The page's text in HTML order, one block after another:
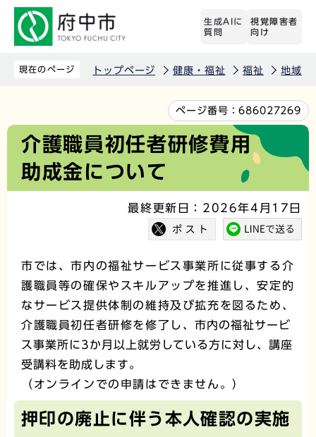
先
生成AIに
質問
視覚障害者
向け
現在のページ トップページ 健康・福祉 福祉 地域福
文
か
ページ番号：686027269
介護職員初任者研修費用
助成金について
最終更新日：2026年4月17日
市では、市内の福祉サービス事業所に従事する介
護職員等の確保やスキルアップを推進し、安定的
なサービス提供体制の維持及び拡充を図るため、
介護職員初任者研修を修了し、市内の福祉サービ
ス事業所に3か月以上就労している方に対し、講座
受講料を助成します。
（オンラインでの申請はできません。）
押印の廃止に伴う本人確認の実施